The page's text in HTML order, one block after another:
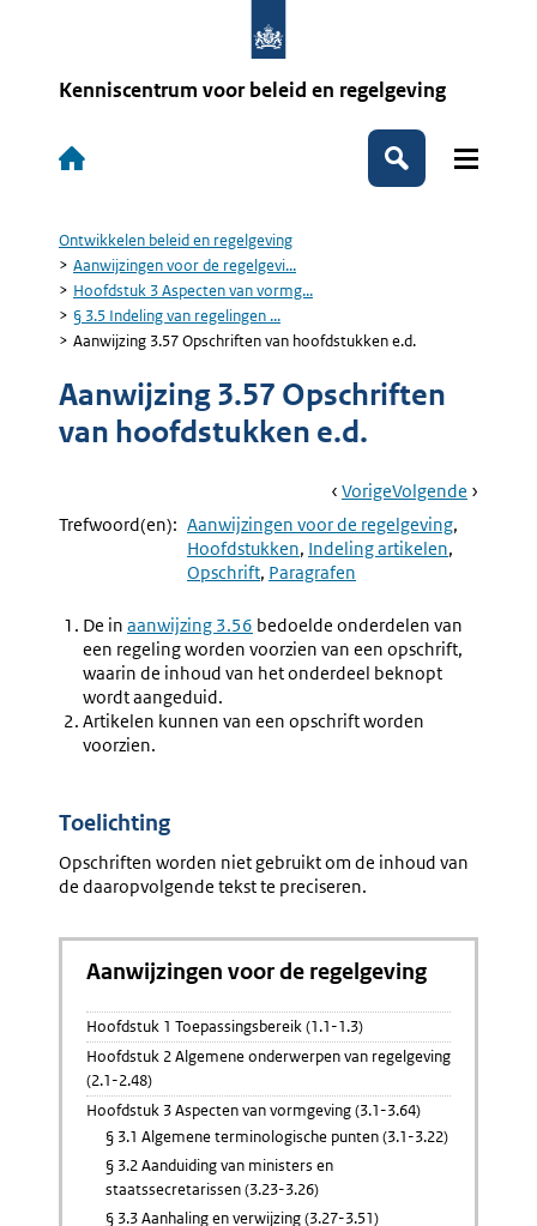
Kenniscentrum voor beleid en regelgeving
Hoofdnavigatie
Zoeken
Kruimelpad
Ontwikkelen beleid en regelgeving
Aanwijzingen voor de regelgevi...
Hoofdstuk 3 Aspecten van vormg...
§ 3.5 Indeling van regelingen ...
Aanwijzing 3.57 Opschriften van hoofdstukken e.d.
Aanwijzing 3.57 Opschriften
van hoofdstukken e.d.
Book
Navigation
Ga
Naar
VorigePagina:
Aanwijzing
3.56
Onderverdeling
E.d.
Ga
Naar
Volgende Pagina:
Trefwoord(en): Aanwijzingen voor de regelgeving
Hoofdstukken Indeling artikelen
Opschrift Paragrafen
De in aanwijzing 3.56 bedoelde onderdelen van
een regeling worden voorzien van een opschrift,
waarin de inhoud van het onderdeel beknopt
wordt aangeduid.
Artikelen kunnen van een opschrift worden
voorzien.
Toelichting
Opschriften worden niet gebruikt om de inhoud van
de daaropvolgende tekst te preciseren.
Aanwijzingen voor de regelgeving
Hoofdstuk 1 Toepassingsbereik (1.1-1.3)
Hoofdstuk 2 Algemene onderwerpen van regelgeving
(2.1-2.48)
Hoofdstuk 3 Aspecten van vormgeving (3.1-3.64)
§ 3.1 Algemene terminologische punten (3.1-3.22)
§ 3.2 Aanduiding van ministers en
staatssecretarissen (3.23-3.26)
§ 3.3 Aanhaling en verwijzing (3.27-3.51)